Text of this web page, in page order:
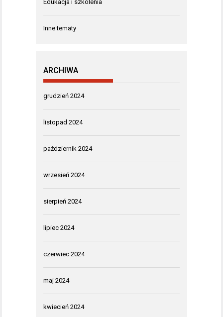
Edukacja i szkolenia
Inne tematy
ARCHIWA
grudzień 2024
listopad 2024
październik 2024
wrzesień 2024
sierpień 2024
lipiec 2024
czerwiec 2024
maj 2024
kwiecień 2024